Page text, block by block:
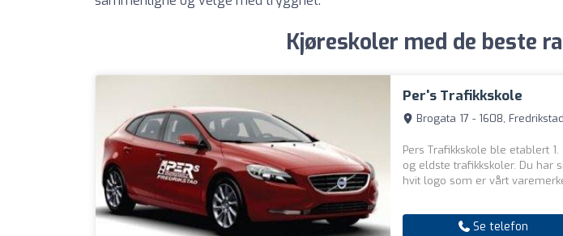
Kjøreskoler med de beste
Per's Trafikkskole
Brogata 17 - 1608, Fredrikstad
Pers Trafikkskole ble etablert
og eldste trafikkskoler. Du har
hvit logo som er vårt
Se telefon